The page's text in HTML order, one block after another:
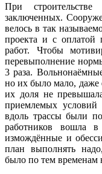
При строительстве
заключенных.
велось в так
проекта и с оплатой
работ. Чтобы
перевыполнение
3 раза.
но их было мало, даже
их доля не
приемлемых
вдоль трассы были
работников вошла
измождённые и
план выполнять
было по тем временам